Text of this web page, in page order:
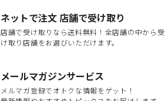
ネットで注文 店舗で受け取り
店舗で受け取りなら送料無料！全店舗の中から受
け取り店舗をお選びいただけます。
メールマガジンサービス
メルマガ登録でオトクな情報をゲット！